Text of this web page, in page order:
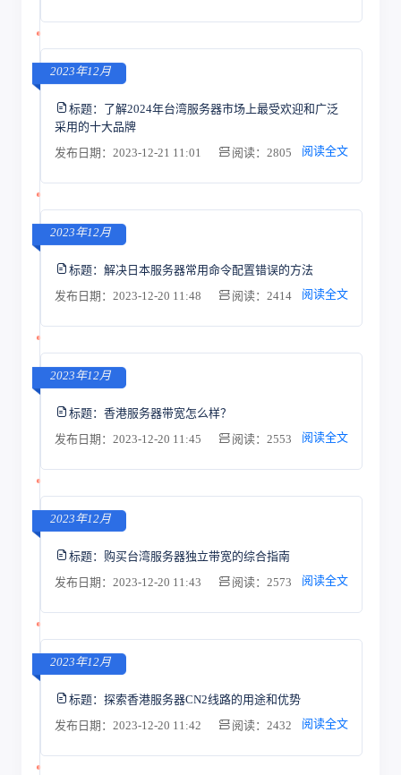
2023年12月
标题： 了解2024年台湾服务器市场上最受欢迎和广泛
采用的十大品牌
发布日期：2023-12-21 11:01
阅读：2805 阅读全文
2023年12月
标题： 解决日本服务器常用命令配置错误的方法
发布日期：2023-12-20 11:48
阅读：2414 阅读全文
2023年12月
标题： 香港服务器带宽怎么样？
发布日期：2023-12-20 11:45
阅读：2553 阅读全文
2023年12月
标题： 购买台湾服务器独立带宽的综合指南
发布日期：2023-12-20 11:43
阅读：2573 阅读全文
2023年12月
标题： 探索香港服务器CN2线路的用途和优势
发布日期：2023-12-20 11:42
阅读：2432 阅读全文